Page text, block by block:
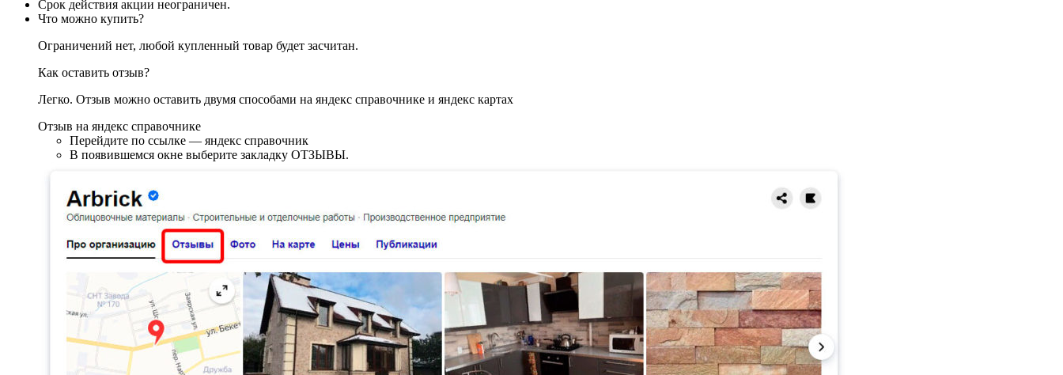
Срок действия акции неограничен.
Что можно купить?
Ограничений нет, любой купленный товар будет засчитан.
Как оставить отзыв?
Легко. Отзыв можно оставить двумя способами на яндекс справочнике и яндекс картах
Отзыв на яндекс справочнике
Перейдите по ссылке — яндекс справочник
В появившемся окне выберите закладку ОТЗЫВЫ.